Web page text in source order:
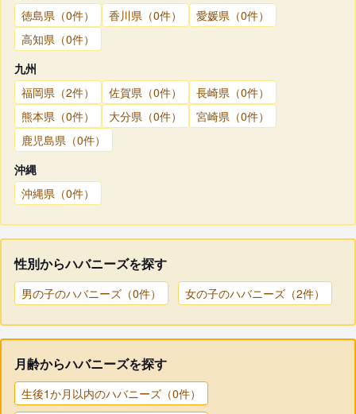
徳島県（0件）
香川県（0件）
愛媛県（0件）
高知県（0件）
九州
福岡県（2件）
佐賀県（0件）
長崎県（0件）
熊本県（0件）
大分県（0件）
宮崎県（0件）
鹿児島県（0件）
沖縄
沖縄県（0件）
性別からハバニーズを探す
男の子のハバニーズ（0件） 女の子のハバニーズ（2件）
月齢からハバニーズを探す
生後1か月以内のハバニーズ（0件）